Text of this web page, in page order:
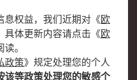
账户和付款
全球办事处
息权益，我们近期对 《欧
具体更新内容请点击 《欧
。
政策》 规定处理您的个人
该等政策处理您的敏感个